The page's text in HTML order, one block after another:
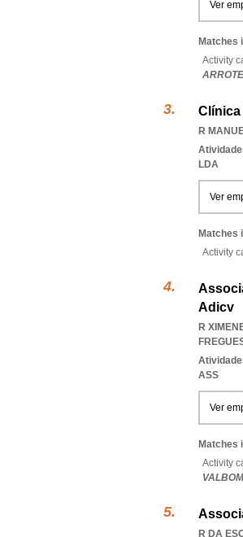
Ver
Matches
Activity
Clínica
R
LDA
Ver
Matches
Activity
Adicv
R
ASS
Ver
Matches
Activity
R DA